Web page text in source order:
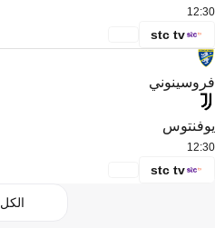
12:30
stc tv
فروسينوني
يوفنتوس
12:30
stc tv
الكل